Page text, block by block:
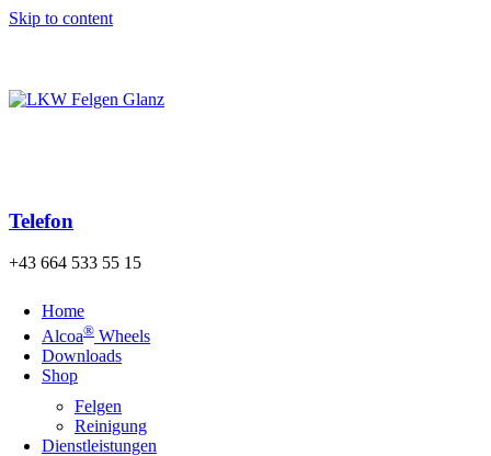
Skip to content
Telefon
+43 664 533 55 15
Home
Alcoa® Wheels
Downloads
Shop
Felgen
Reinigung
Dienstleistungen